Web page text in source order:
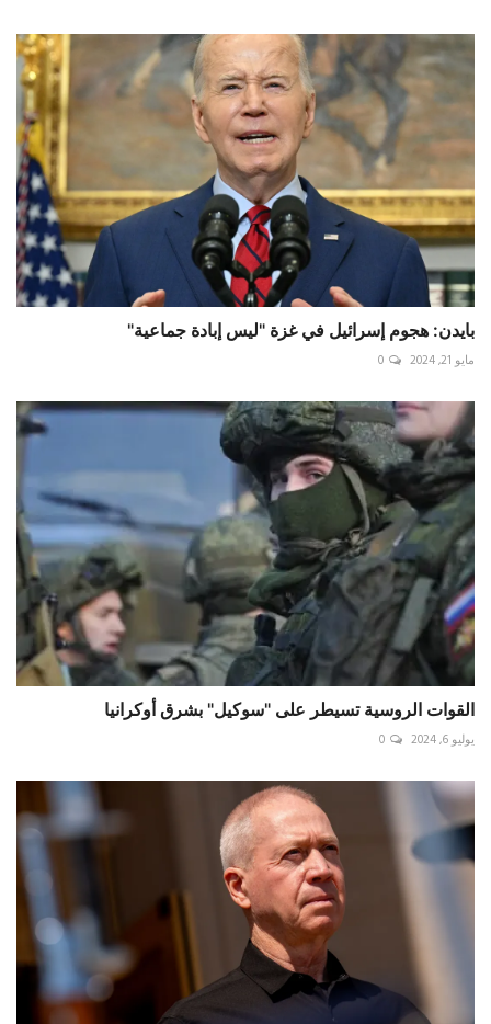
بايدن: هجوم إسرائيل في غزة "ليس إبادة جماعية"
مايو 21, 2024 0
القوات الروسية تسيطر على "سوكيل" بشرق أوكرانيا
يوليو 6, 2024 0